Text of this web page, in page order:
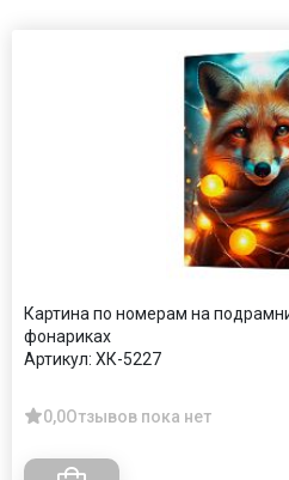
Картина по номерам на
фонариках
Артикул: ХК-5227
0,0Отзывов пока нет